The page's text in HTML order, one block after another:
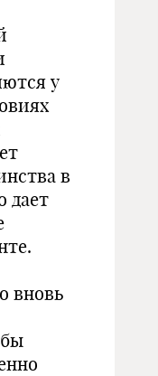
у
в
дает
вновь